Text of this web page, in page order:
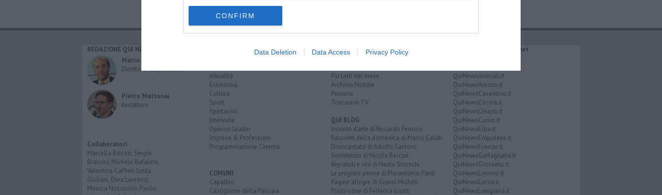
CONFIRM
Data Deletion Data Access Privacy Policy
REDAZIONE QUI NEWS
Marco Migli
Direttore Responsabile
Pietro Mattonai
Redattore
Collaboratori
Marcella Bitozzi, Sergio
Braccini, Michele Bufalino,
Valentina Caffieri, Linda
Giuliani, Dina Laurenzi,
Monica Nocciolini, Paolo
Attualità
Economia
Cultura
Sport
Spettacoli
Interviste
Opinion Leader
Imprese & Professioni
Programmazione Cinema
COMUNI
Capalbio
Castiglione della Pescaia
RUBRICHE
Le notizie di oggi
Più Letti del mese
Archivio Notizie
Persone
Toscani in TV
QUI BLOG
Incontri d'arte di Riccardo Ferrucci
Racconti della domenica di Marco Celati
Disincantato di Adolfo Santoro
Sorridendo di Nicola Belcari
Vignaioli e vini di Nadio Stronchi
Le pregiate penne di Pierantonio Pardi
Pagine allegre di Gianni Micheli
Psico-cose di Federica Giusti
IL NETWORK QuiNews.net
QuiNewsAnimali.it
QuiNewsArezzo.it
QuiNewsCasentino.it
QuiNewsCecina.it
QuiNewsChianti.it
QuiNewsCuoio.it
QuiNewsElba.it
QuiNewsEmpolese.it
QuiNewsFirenze.it
QuiNewsGarfagnana.it
QuiNewsGrosseto.it
QuiNewsLivorno.it
QuiNewsLucca.it
QuiNewsLunigiana.it